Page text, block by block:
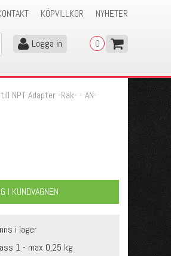
NYHETER
KÖPVILLKOR
0
Logga in
NPT Adapter -Rak- - AN-
I KUNDVAGNEN
i lager
1 - max 0,25 kg